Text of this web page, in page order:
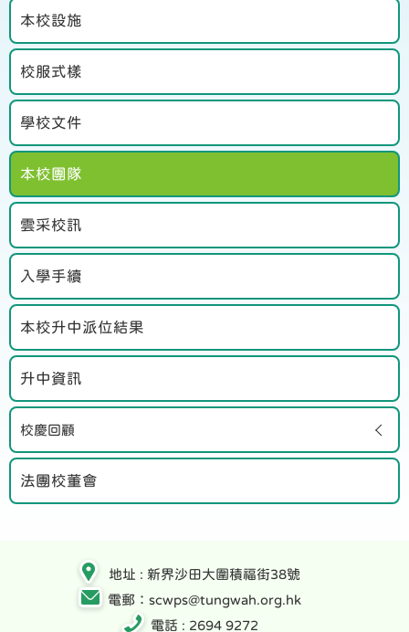
本校設施
校服式樣
學校文件
本校團隊
雲采校訊
入學手續
本校升中派位結果
升中資訊
校慶回顧
法團校董會
地址 : 新界沙田大圍積福街38號
電郵：scwps@tungwah.org.hk
電話 : 2694 9272